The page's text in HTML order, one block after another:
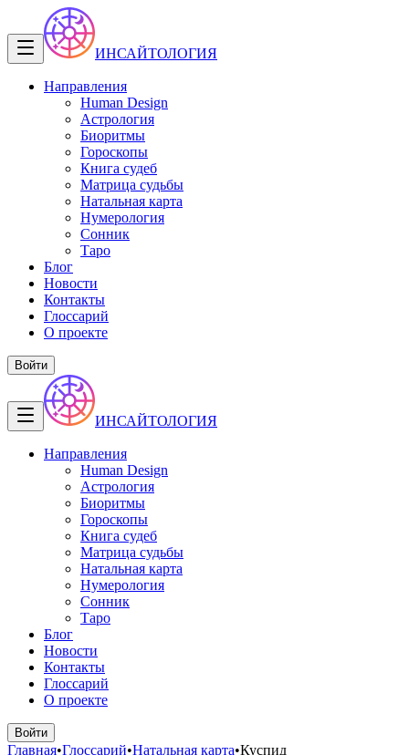
ИНСАЙТОЛОГИЯ
Направления
Human Design
Астрология
Биоритмы
Гороскопы
Книга судеб
Матрица судьбы
Натальная карта
Нумерология
Сонник
Таро
Блог
Новости
Контакты
Глоссарий
О проекте
Войти
ИНСАЙТОЛОГИЯ
Направления
Human Design
Астрология
Биоритмы
Гороскопы
Книга судеб
Матрица судьбы
Натальная карта
Нумерология
Сонник
Таро
Блог
Новости
Контакты
Глоссарий
О проекте
Войти
Главная•Глоссарий•Натальная карта•Куспид